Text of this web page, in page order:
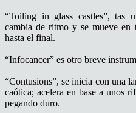
“Toiling in glass castles”, tas
cambia de ritmo y se mueve
hasta el final.
“Infocancer” es otro breve
“Contusions”, se inicia con una
caótica; acelera en base a unos
pegando duro.